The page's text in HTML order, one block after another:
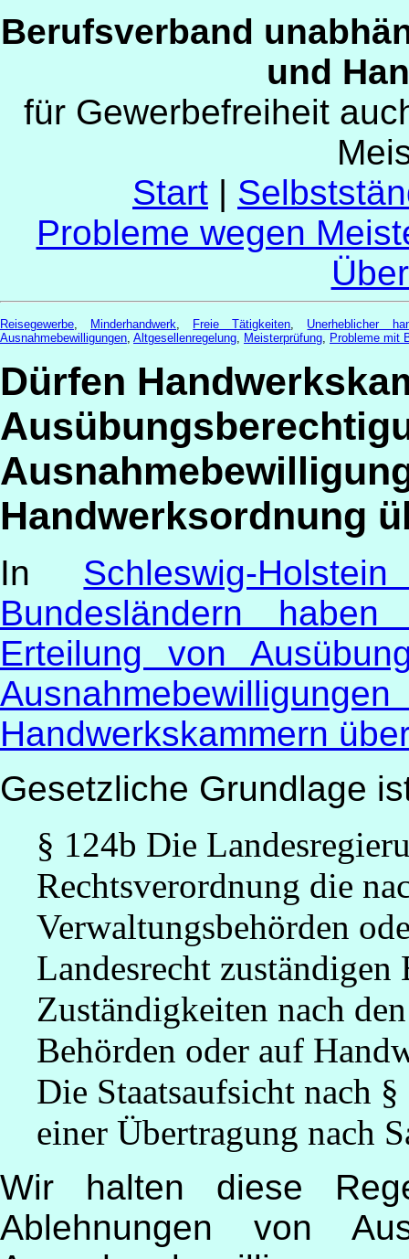
Berufsverband
und
für Gewerbefreiheit
Start |
Probleme wegen
Reisegewerbe Minderhandwerk Freie Tätigkeiten
Unerheblicher
Ausnahmebewilligungen Altgesellenregelung Meisterprüfung Probleme mit
Dürfen
Handwerksordnung
In Schleswig-
Bundesländern
Erteilung von
Handwerkskammern
Gesetzliche Grundlage
§ 124b Die
Rechtsverordnung die
Verwaltungsbehörden
Landesrecht zuständigen
Zuständigkeiten nach
Behörden oder auf
Die Staatsaufsicht nach
einer Übertragung nach
Wir halten diese
Ablehnungen von